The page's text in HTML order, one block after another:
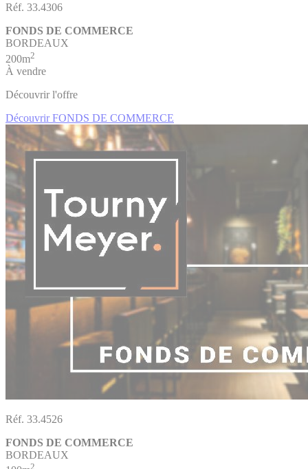
Réf. 33.4306
FONDS DE COMMERCE
BORDEAUX
200m2
À vendre
Découvrir l'offre
Découvrir FONDS DE COMMERCE
Réf. 33.4526
FONDS DE COMMERCE
BORDEAUX
2